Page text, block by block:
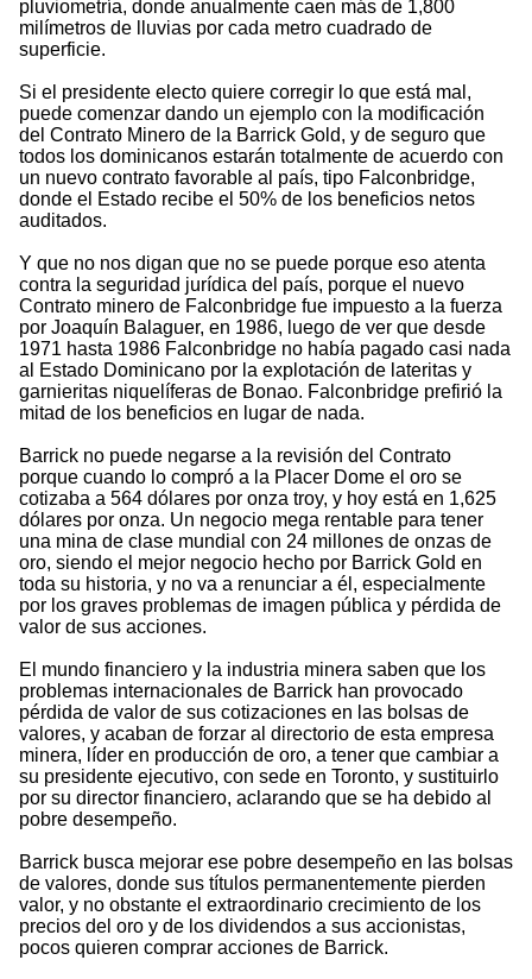
pluviometría, donde anualmente caen más de 1,800
milímetros de lluvias por cada metro cuadrado de
superficie.
Si el presidente electo quiere corregir lo que está mal,
puede comenzar dando un ejemplo con la modificación
del Contrato Minero de la Barrick Gold, y de seguro que
todos los dominicanos estarán totalmente de acuerdo con
un nuevo contrato favorable al país, tipo Falconbridge,
donde el Estado recibe el 50% de los beneficios netos
auditados.
Y que no nos digan que no se puede porque eso atenta
contra la seguridad jurídica del país, porque el nuevo
Contrato minero de Falconbridge fue impuesto a la fuerza
por Joaquín Balaguer, en 1986, luego de ver que desde
1971 hasta 1986 Falconbridge no había pagado casi nada
al Estado Dominicano por la explotación de lateritas y
garnieritas niquelíferas de Bonao. Falconbridge prefirió la
mitad de los beneficios en lugar de nada.
Barrick no puede negarse a la revisión del Contrato
porque cuando lo compró a la Placer Dome el oro se
cotizaba a 564 dólares por onza troy, y hoy está en 1,625
dólares por onza. Un negocio mega rentable para tener
una mina de clase mundial con 24 millones de onzas de
oro, siendo el mejor negocio hecho por Barrick Gold en
toda su historia, y no va a renunciar a él, especialmente
por los graves problemas de imagen pública y pérdida de
valor de sus acciones.
El mundo financiero y la industria minera saben que los
problemas internacionales de Barrick han provocado
pérdida de valor de sus cotizaciones en las bolsas de
valores, y acaban de forzar al directorio de esta empresa
minera, líder en producción de oro, a tener que cambiar a
su presidente ejecutivo, con sede en Toronto, y sustituirlo
por su director financiero, aclarando que se ha debido al
pobre desempeño.
Barrick busca mejorar ese pobre desempeño en las bolsas
de valores, donde sus títulos permanentemente pierden
valor, y no obstante el extraordinario crecimiento de los
precios del oro y de los dividendos a sus accionistas,
pocos quieren comprar acciones de Barrick.